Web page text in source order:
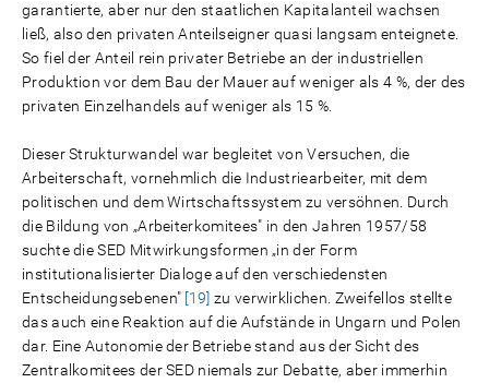
garantierte, aber nur den staatlichen Kapitalanteil wachsen
ließ, also den privaten Anteilseigner quasi langsam enteignete.
So fiel der Anteil rein privater Betriebe an der industriellen
Produktion vor dem Bau der Mauer auf weniger als 4 %, der des
privaten Einzelhandels auf weniger als 15 %.
Dieser Strukturwandel war begleitet von Versuchen, die
Arbeiterschaft, vornehmlich die Industriearbeiter, mit dem
politischen und dem Wirtschaftssystem zu versöhnen. Durch
die Bildung von „Arbeiterkomitees" in den Jahren 1957/58
suchte die SED Mitwirkungsformen „in der Form
institutionalisierter Dialoge auf den verschiedensten
Entscheidungsebenen" [19] zu verwirklichen. Zweifellos stellte
das auch eine Reaktion auf die Aufstände in Ungarn und Polen
dar. Eine Autonomie der Betriebe stand aus der Sicht des
Zentralkomitees der SED niemals zur Debatte, aber immerhin